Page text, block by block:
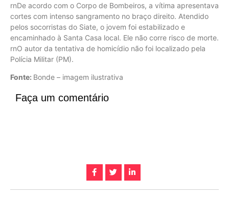
rnDe acordo com o Corpo de Bombeiros, a vítima apresentava
cortes com intenso sangramento no braço direito. Atendido
pelos socorristas do Siate, o jovem foi estabilizado e
encaminhado à Santa Casa local. Ele não corre risco de morte.
rnO autor da tentativa de homicídio não foi localizado pela
Polícia Militar (PM).
Fonte: Bonde – imagem ilustrativa
Faça um comentário